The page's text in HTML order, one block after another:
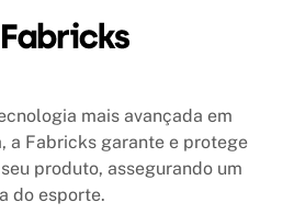
mais avançada em
a Fabricks garante e protege
produto, assegurando um
do esporte.